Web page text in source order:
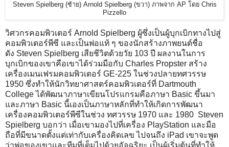
Steven Spielberg (ซ้าย) Arnold Spielberg (ขวา) ภาพจาก AP โดย Chris
Pizzello
วิศวกรคอมพิวเตอร์ Arnold Spielberg ผู้ซึ่งเป็นผู้บุกเบิกทางไปสู่
คอมพิวเตอร์พีซี และเป็นพ่อแท้ ๆ ของนักสร้างภาพยนต์ชื่อ
ดัง Steven Spielberg เสียชีวิตด้วยวัย 103 ปี ผลงานในการ
บุกเบิกของเขาคือเขาได้ร่วมมือกับ Charles Propster สร้าง
เครื่องเมนเฟรมคอมพิวเตอร์ GE-225 ในช่วงปลายทศวรรษ
1950 ซึ่งทำให้นักวิทยาศาสตร์คอมพิวเตอร์ที่ Dartmouth
College ได้พัฒนาภาษาเขียนโปรแกรมคือภาษา Basic ขึ้นมา
และภาษา Basic นี้เองเป็นภาษาหลักที่ทำให้เกิดการพัฒนา
เครื่องคอมพิวเตอร์พีซีในช่วง ทศวรรษ 1970 และ 1980 Steven
Spielberg บอกว่า เมื่อเขามองไปที่เครื่อง PlayStation และมือ
ถือที่มีขนาดตั้งแต่เท่ากับเครื่องคิดเลข ไปจนถึง iPad เขาจะพูด
ว่าพ่อของเขาและทีมที่เต็มไปด้วยอัจฉริยะ เป็นผู้เริ่มต้นที่ทำให้